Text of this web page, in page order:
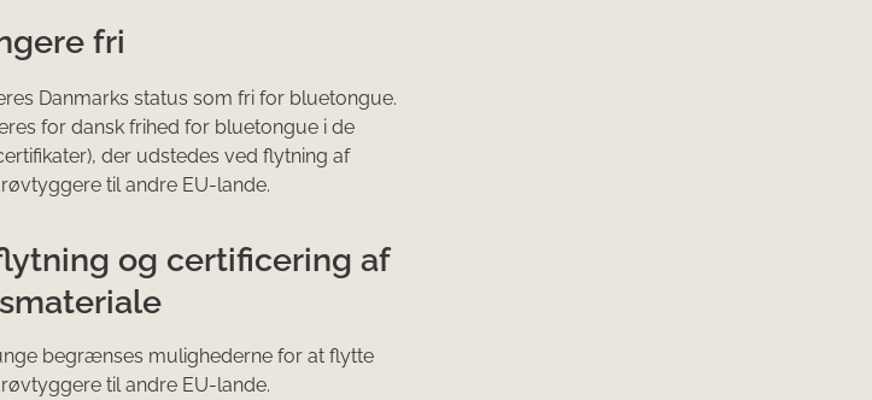
fri
Danmarks status som fri for bluetongue.
for dansk frihed for bluetongue i de
der udstedes ved flytning af
til andre EU-lande.
og certificering af
begrænses mulighederne for at flytte
til andre EU-lande.